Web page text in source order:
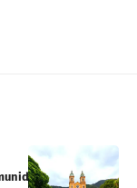
en homenaje